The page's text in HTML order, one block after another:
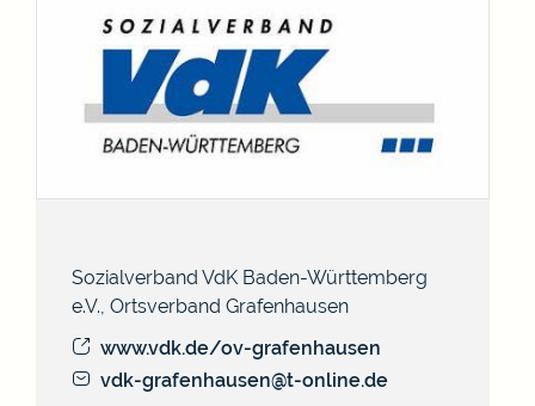
Sozialverband VdK Baden-Württemberg
e.V., Ortsverband Grafenhausen
www.vdk.de/ov-grafenhausen
vdk-grafenhausen@t-online.de